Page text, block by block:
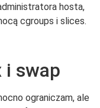
hosta,
cgroups i slices.
i swap
ograniczam, ale